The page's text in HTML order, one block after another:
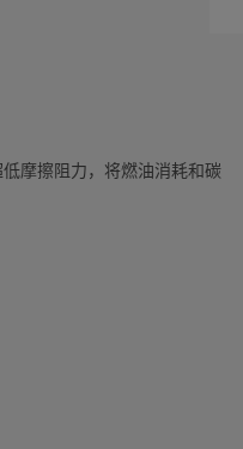
摩擦阻力，将燃油消耗和碳